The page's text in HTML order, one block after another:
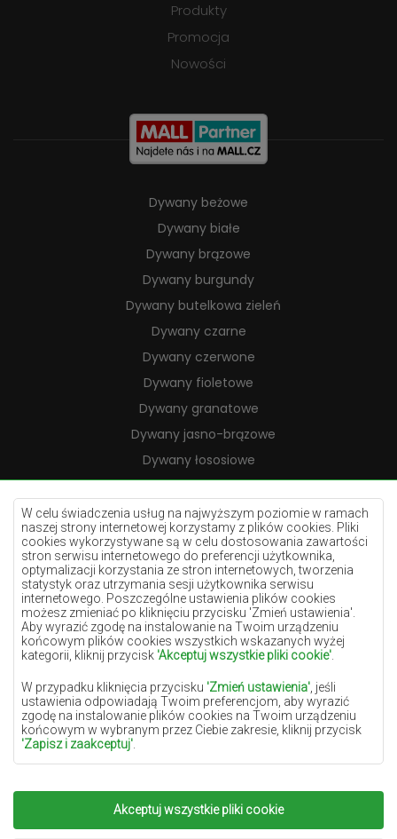
W celu świadczenia usług na najwyższym poziomie w ramach
naszej strony internetowej korzystamy z plików cookies. Pliki
cookies wykorzystywane są w celu dostosowania zawartości
stron serwisu internetowego do preferencji użytkownika,
optymalizacji korzystania ze stron internetowych, tworzenia
statystyk oraz utrzymania sesji użytkownika serwisu
internetowego. Poszczególne ustawienia plików cookies
możesz zmieniać po kliknięciu przycisku 'Zmień ustawienia'.
Aby wyrazić zgodę na instalowanie na Twoim urządzeniu
końcowym plików cookies wszystkich wskazanych wyżej
kategorii, kliknij przycisk 'Akceptuj wszystkie pliki cookie'
W przypadku kliknięcia przycisku 'Zmień ustawienia' , jeśli
ustawienia odpowiadają Twoim preferencjom, aby wyrazić
zgodę na instalowanie plików cookies na Twoim urządzeniu
końcowym w wybranym przez Ciebie zakresie, kliknij przycisk
'Zapisz i zaakceptuj'
osobowe, podstawą ich przetwarzania jest uzasadniony interes
administratora danych osobowych (DYWANYCHEMEX) lub
podmiotów trzecich w postaci zapewnienia wysokiej jakości
usług świadczonych w ramach naszej strony internetowej oraz
Akceptuj wszystkie pliki cookie
Produkty
Promocja
Nowości
Dywany beżowe
Dywany białe
Dywany brązowe
Dywany burgundy
Dywany butelkowa zieleń
Dywany czarne
Dywany czerwone
Dywany fioletowe
Dywany granatowe
Dywany jasno-brązowe
Dywany łososiowe
Dywany kremowe
Dywany lilac
Dywany żółte
Dywany miętowe
Dywany niebieskie
Dywany pomarańczowe
Dywany różowe
Dywany szare
Dywany terakota
Dywany zielone
Copyright 2022Dywany Chemex.Wszelkie prawa